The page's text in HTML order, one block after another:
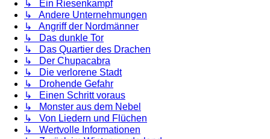
↳ Ein Riesenkampf
↳ Andere Unternehmungen
↳ Angriff der Nordmänner
↳ Das dunkle Tor
↳ Das Quartier des Drachen
↳ Der Chupacabra
↳ Die verlorene Stadt
↳ Drohende Gefahr
↳ Einen Schritt voraus
↳ Monster aus dem Nebel
↳ Von Liedern und Flüchen
↳ Wertvolle Informationen